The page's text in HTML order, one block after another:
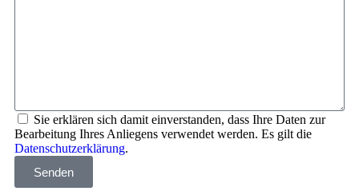
Sie erklären sich damit einverstanden, dass Ihre Daten zur
Bearbeitung Ihres Anliegens verwendet werden. Es gilt die
Datenschutzerklärung.
Senden